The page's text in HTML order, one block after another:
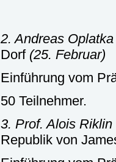
2. Andreas Oplatka
Dorf (25. Februar)
Einführung vom
50 Teilnehmer.
3. Prof. Alois Riklin
Republik von